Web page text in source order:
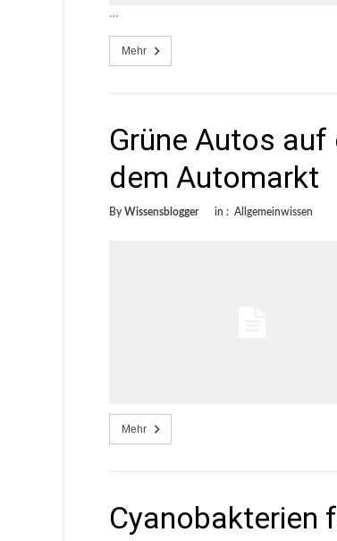
…
Mehr
Grüne Autos
dem Automarkt
By Wissensblogger in : Allgemeinwissen
Mehr
Cyanobakterien